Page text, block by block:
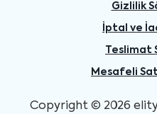
Gizlilik
İptal ve
Teslimat
Mesafeli
Copyright © 2026